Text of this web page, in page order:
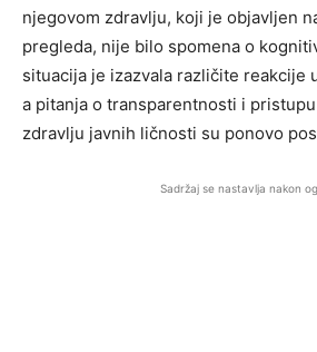
njegovom zdravlju, koji je objavljen
pregleda, nije bilo spomena o
situacija je izazvala različite reakcije
a pitanja o transparentnosti i
zdravlju javnih ličnosti su ponovo
Sadržaj se nastavlja nakon